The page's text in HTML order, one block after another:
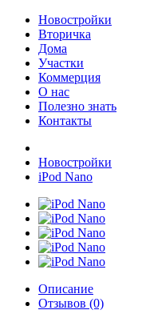
Новостройки
Вторичка
Дома
Участки
Коммерция
О нас
Полезно знать
Контакты
Новостройки
iPod Nano
Описание
Отзывов (0)